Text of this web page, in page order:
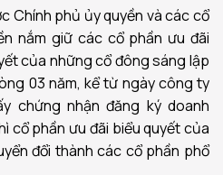
Chính phủ ủy quyền và các cổ
nắm giữ các cổ phần ưu đãi
của những cổ đông sáng lập
03 năm, kể từ ngày công ty
chứng nhận đăng ký doanh
cổ phần ưu đãi biểu quyết của
đổi thành các cổ phần phổ